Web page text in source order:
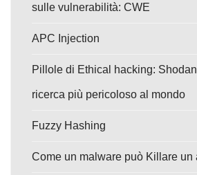
sulle vulnerabilità: CWE
APC Injection
Pillole di Ethical hacking:
ricerca più pericoloso al mondo
Fuzzy Hashing
Come un malware può Killare un